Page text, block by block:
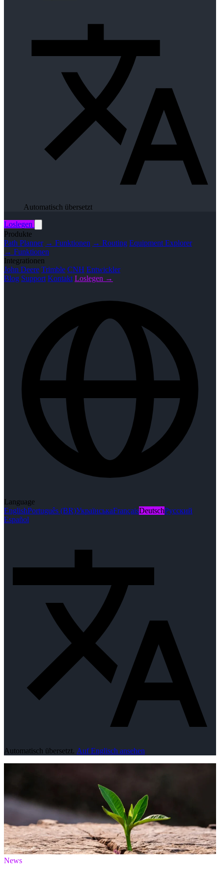
Automatisch übersetzt
Loslegen
Produkte
Path Planner → Funktionen → Routing Equipment Explorer
→ Funktionen
Integrationen
John Deere Trimble CNH Entwickler
Blog Support Kontakt Loslegen →
Language
EnglishPortuguês (BR)УкраїнськаFrançaisDeutschРусский
Español
Automatisch übersetzt. Auf Englisch ansehen
News